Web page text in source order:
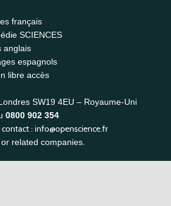
français
SCIENCES
anglais
espagnols
libre accès
SW19 4EU – Royaume-Uni
0800 902 354
contact : info@openscience.fr
related companies.